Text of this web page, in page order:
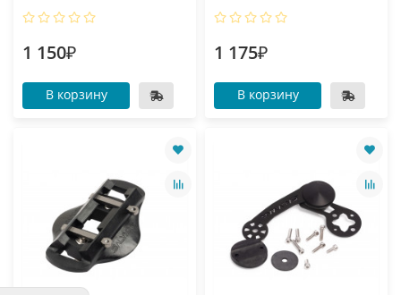
1 150₽
В корзину
1 175₽
В корзину